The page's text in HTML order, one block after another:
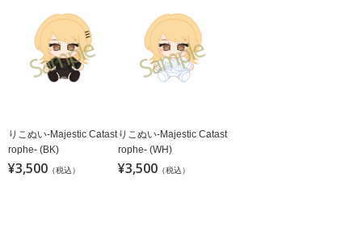
りこぬい-Majestic Catast
rophe- (BK)
¥3,500 （税込）
りこぬい-Majestic Catast
rophe- (WH)
¥3,500 （税込）